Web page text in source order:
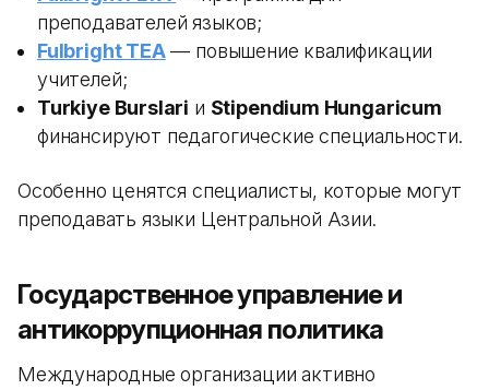
преподавателей языков;
Fulbright TEA— повышение квалификации
учителей;
Turkiye Burslari и Stipendium Hungaricum
финансируют педагогические специальности.
Особенно ценятся специалисты, которые могут
преподавать языки Центральной Азии.
Государственное управление и
антикоррупционная политика
Международные организации активно